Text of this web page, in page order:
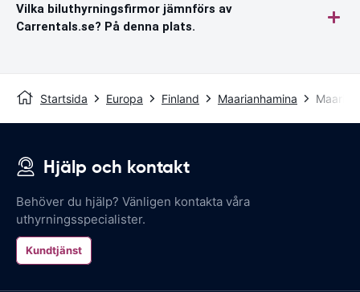
Vilka biluthyrningsfirmor jämnförs av
Carrentals.se? På denna plats.
Startsida Europa Finland Maarianhamina
Hjälp och kontakt
Behöver du hjälp? Vänligen kontakta våra
uthyrningsspecialister.
Kundtjänst